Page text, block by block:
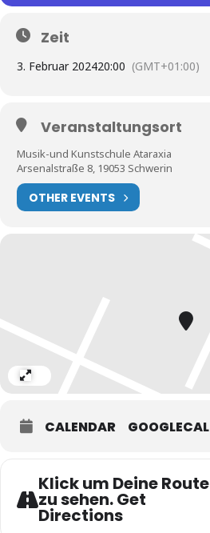
Zeit
3. Februar 202420:00 (GMT+01:00)
Veranstaltungsort
Musik-und Kunstschule Ataraxia
Arsenalstraße 8, 19053 Schwerin
OTHER EVENTS
CALENDAR GOOGLECAL
Klick um Deine Route
zu sehen. Get
Directions